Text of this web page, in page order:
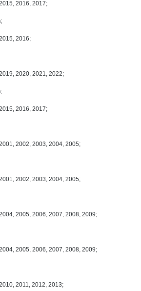
2016, 2017;
;
2016;
2020, 2021, 2022;
;
2016, 2017;
2002, 2003, 2004, 2005;
2002, 2003, 2004, 2005;
2005, 2006, 2007, 2008, 2009;
2005, 2006, 2007, 2008, 2009;
2011, 2012, 2013;